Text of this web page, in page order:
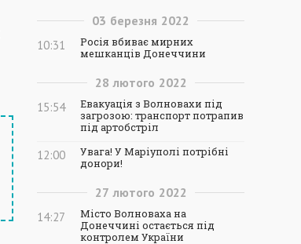
03 березня 2022
10:31
Росія вбиває мирних
мешканців Донеччини
28 лютого 2022
15:54
Евакуація з Волновахи під
загрозою: транспорт потрапив
під артобстріл
12:00
Увага! У Маріуполі потрібні
донори!
27 лютого 2022
14:27
Місто Волноваха на
Донеччині остається під
контролем України